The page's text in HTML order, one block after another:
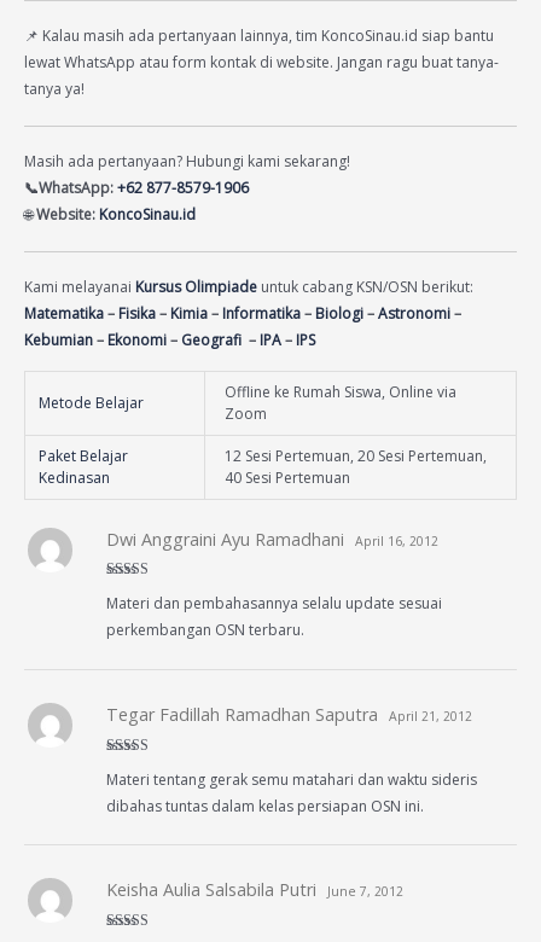
📌 Kalau masih ada pertanyaan lainnya, tim KoncoSinau.id siap bantu
lewat WhatsApp atau form kontak di website. Jangan ragu buat tanya-
tanya ya!
Masih ada pertanyaan? Hubungi kami sekarang!
📞WhatsApp:+62 877-8579-1906
🌐Website: KoncoSinau.id
Kami melayanai Kursus Olimpiade untuk cabang KSN/OSN berikut:
Matematika– Fisika– Kimia– Informatika– Biologi–Astronomi–
Kebumian– Ekonomi– Geografi – IPA– IPS
Metode Belajar
Offline ke Rumah Siswa, Online via
Zoom
Paket Belajar
Kedinasan
12 Sesi Pertemuan, 20 Sesi Pertemuan,
40 Sesi Pertemuan
of 5
Dwi Anggraini Ayu Ramadhani April 16, 2012
Materi dan pembahasannya selalu update sesuai
perkembangan OSN terbaru.
of 5
Tegar Fadillah Ramadhan Saputra April 21, 2012
Materi tentang gerak semu matahari dan waktu sideris
dibahas tuntas dalam kelas persiapan OSN ini.
Keisha Aulia Salsabila Putri June 7, 2012